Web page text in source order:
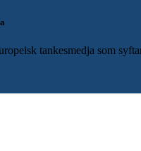
tankesmedja som